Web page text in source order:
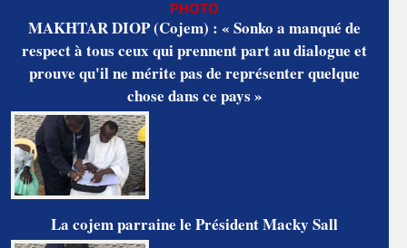
PHOTO
MAKHTAR DIOP (Cojem) : « Sonko a manqué de
respect à tous ceux qui prennent part au dialogue et
prouve qu'il ne mérite pas de représenter quelque
chose dans ce pays »
La cojem parraine le Président Macky Sall